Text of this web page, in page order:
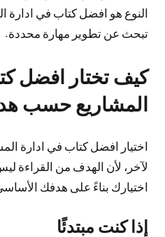
النوع هو افضل كتاب في ادارة
تبحث عن تطوير مهارة محددة.
كيف تختار افضل
المشاريع حسب
اختيار افضل كتاب في ادارة
لآخر، لأن الهدف من القراءة
اختيارك بناءً على هدفك
إذا كنت مبتدئًا